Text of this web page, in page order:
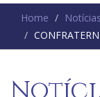
Home
Notícias